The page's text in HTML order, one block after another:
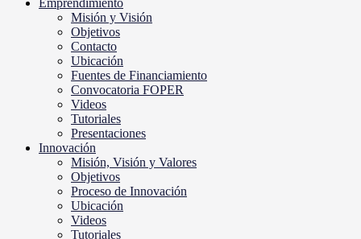
Emprendimiento
Misión y Visión
Objetivos
Contacto
Ubicación
Fuentes de Financiamiento
Convocatoria FOPER
Videos
Tutoriales
Presentaciones
Innovación
Misión, Visión y Valores
Objetivos
Proceso de Innovación
Ubicación
Videos
Tutoriales